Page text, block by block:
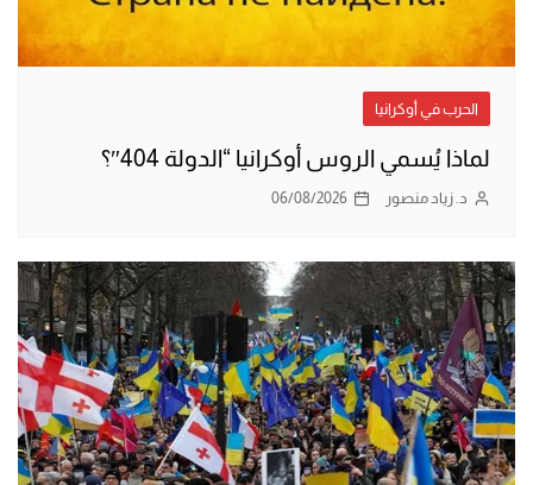
الحرب في أوكرانيا
لماذا يُسمي الروس أوكرانيا “الدولة 404″؟
د. زياد منصور 06/08/2026